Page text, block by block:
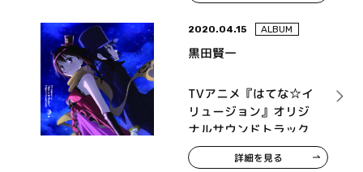
2020.04.15 ALBUM
黒田賢一
TVアニメ『はてな☆イ
リュージョン』オリジ
ナルサウンドトラック
詳細を見る